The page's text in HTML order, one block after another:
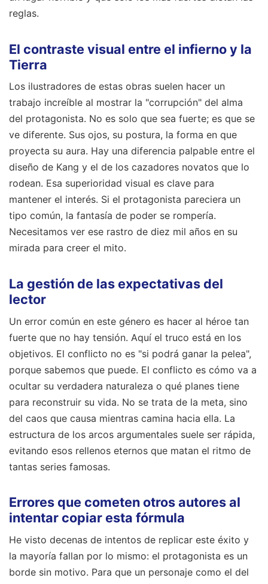
reglas.
El contraste visual entre el infierno y la
Tierra
Los ilustradores de estas obras suelen hacer un
trabajo increíble al mostrar la "corrupción" del alma
del protagonista. No es solo que sea fuerte; es que se
ve diferente. Sus ojos, su postura, la forma en que
proyecta su aura. Hay una diferencia palpable entre el
diseño de Kang y el de los cazadores novatos que lo
rodean. Esa superioridad visual es clave para
mantener el interés. Si el protagonista pareciera un
tipo común, la fantasía de poder se rompería.
Necesitamos ver ese rastro de diez mil años en su
mirada para creer el mito.
La gestión de las expectativas del
lector
Un error común en este género es hacer al héroe tan
fuerte que no hay tensión. Aquí el truco está en los
objetivos. El conflicto no es "si podrá ganar la pelea",
porque sabemos que puede. El conflicto es cómo va a
ocultar su verdadera naturaleza o qué planes tiene
para reconstruir su vida. No se trata de la meta, sino
del caos que causa mientras camina hacia ella. La
estructura de los arcos argumentales suele ser rápida,
evitando esos rellenos eternos que matan el ritmo de
tantas series famosas.
Errores que cometen otros autores al
intentar copiar esta fórmula
He visto decenas de intentos de replicar este éxito y
la mayoría fallan por lo mismo: el protagonista es un
borde sin motivo. Para que un personaje como el del